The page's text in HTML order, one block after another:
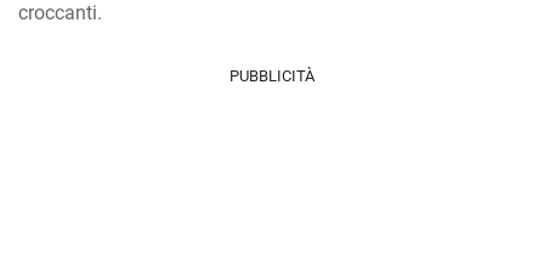
croccanti.
PUBBLICITÀ